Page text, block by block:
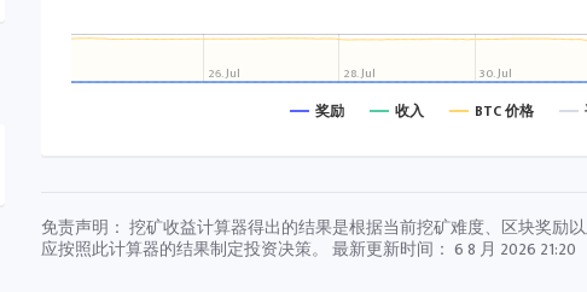
奖励 收入 BTC 价格
26. Jul 28. Jul 30. Jul
免责声明： 挖矿收益计算器得出的结果是根据当前挖矿难度、区块奖励
应按照此计算器的结果制定投资决策。 最新更新时间： 6 8 月 2026 21:20